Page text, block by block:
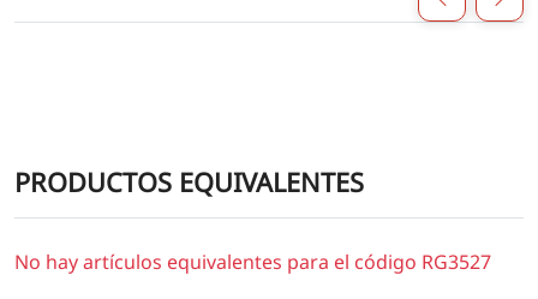
PRODUCTOS EQUIVALENTES
No hay artículos equivalentes para el código RG3527